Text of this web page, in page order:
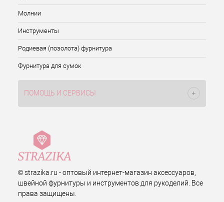
Молнии
Инструменты
Родиевая (позолота) фурнитура
Фурнитура для сумок
ПОМОЩЬ И СЕРВИСЫ
© strazika.ru - оптовый интернет-магазин аксессуаров,
швейной фурнитуры и инструментов для рукоделий. Все
права защищены.